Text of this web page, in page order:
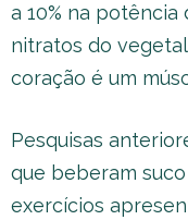
a 10% na potência
nitratos do
coração é um
Pesquisas
que beberam
exercícios